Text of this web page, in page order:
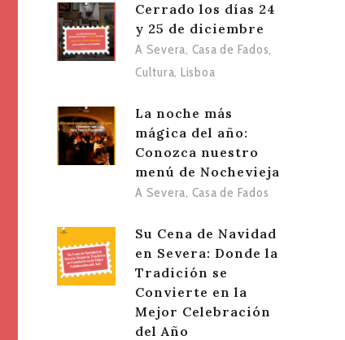
Cerrado los días 24
y 25 de diciembre
A Severa, Casa de Fados,
Cultura, Lisboa
La noche más
mágica del año:
Conozca nuestro
menú de Nochevieja
A Severa, Casa de Fados
Su Cena de Navidad
en Severa: Donde la
Tradición se
Convierte en la
Mejor Celebración
del Año